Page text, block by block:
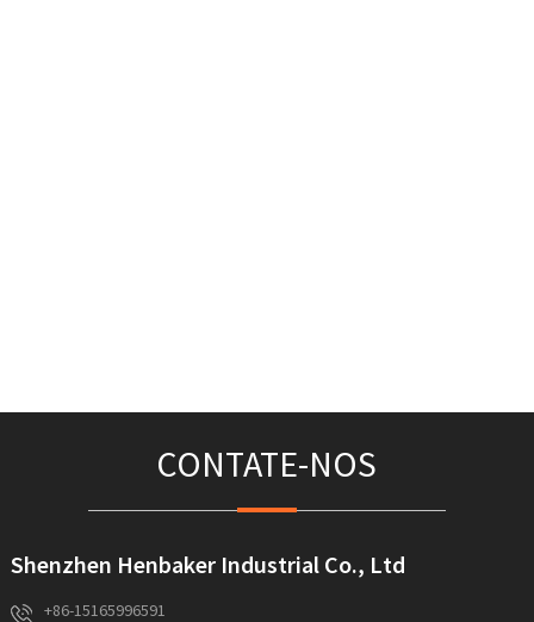
CONTATE-NOS
Shenzhen Henbaker Industrial Co., Ltd
+86-15165996591